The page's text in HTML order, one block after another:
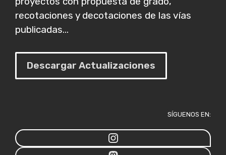
recotaciones y decotaciones de las vías
publicadas...
Descargar Actualizaciones
SÍGUENOS EN: